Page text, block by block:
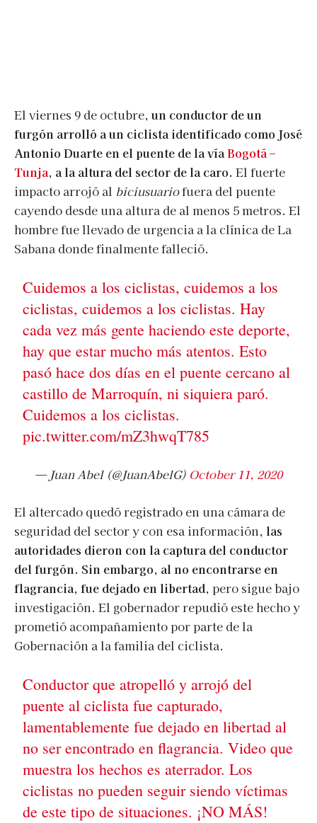
El viernes 9 de octubre, un conductor de un
furgón arrolló a un ciclista identificado como José
Antonio Duarte en el puente de la víaBogotá –
Tunja, a la altura del sector de la caro. El fuerte
impacto arrojó al biciusuariofuera del puente
cayendo desde una altura de al menos 5 metros. El
hombre fue llevado de urgencia a la clínica de La
Sabana donde finalmente falleció.
Cuidemos a los ciclistas, cuidemos a los
ciclistas, cuidemos a los ciclistas. Hay
cada vez más gente haciendo este deporte,
hay que estar mucho más atentos. Esto
pasó hace dos días en el puente cercano al
castillo de Marroquín, ni siquiera paró.
Cuidemos a los ciclistas.
pic.twitter.com/mZ3hwqT785
— Juan Abel (@JuanAbelG) October 11, 2020
El altercado quedó registrado en una cámara de
seguridad del sector y con esa información, las
autoridades dieron con la captura del conductor
del furgón. Sin embargo, al no encontrarse en
flagrancia, fue dejado en libertad, pero sigue bajo
investigación. El gobernador repudió este hecho y
prometió acompañamiento por parte de la
Gobernación a la familia del ciclista.
Conductor que atropelló y arrojó del
puente al ciclista fue capturado,
lamentablemente fue dejado en libertad al
no ser encontrado en flagrancia. Video que
muestra los hechos es aterrador. Los
ciclistas no pueden seguir siendo víctimas
de este tipo de situaciones. ¡NO MÁS!